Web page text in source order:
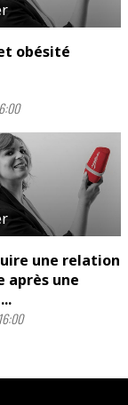
obésité
une relation
après une